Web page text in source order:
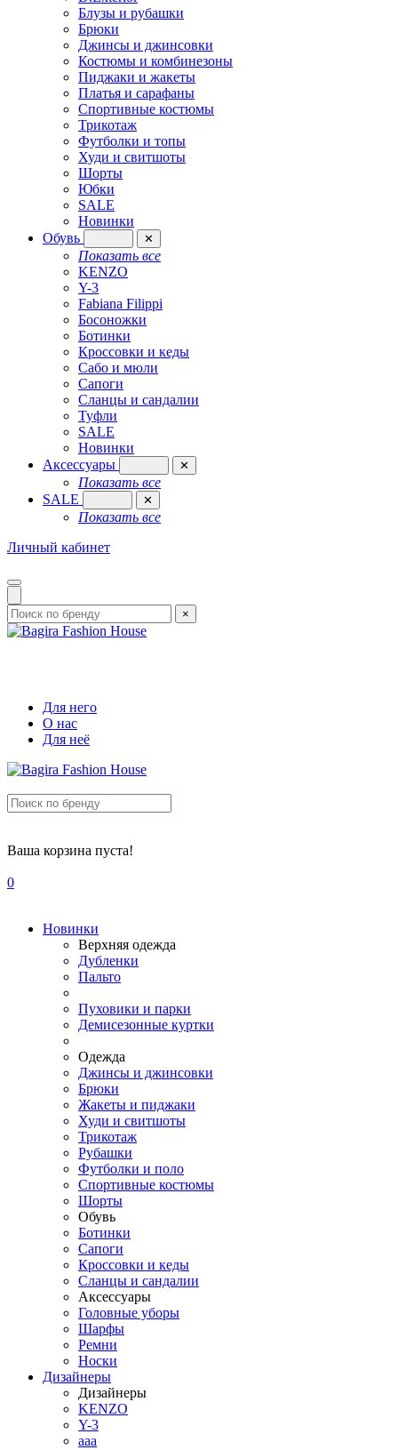
Блузы и рубашки
Брюки
Джинсы и джинсовки
Костюмы и комбинезоны
Пиджаки и жакеты
Платья и сарафаны
Спортивные костюмы
Трикотаж
Футболки и топы
Худи и свитшоты
Шорты
Юбки
SALE
Новинки
Обувь
✕
Показать все
KENZO
Y-3
Fabiana Filippi
Босоножки
Ботинки
Кроссовки и кеды
Сабо и мюли
Сапоги
Сланцы и сандалии
Туфли
SALE
Новинки
Аксессуары
✕
Показать все
SALE
✕
Показать все
Личный кабинет
×
Для него
О нас
Для неё
Ваша корзина пуста!
0
Новинки
Верхняя одежда
Дубленки
Пальто
Пуховики и парки
Демисезонные куртки
Одежда
Джинсы и джинсовки
Брюки
Жакеты и пиджаки
Худи и свитшоты
Трикотаж
Рубашки
Футболки и поло
Спортивные костюмы
Шорты
Обувь
Ботинки
Сапоги
Кроссовки и кеды
Сланцы и сандалии
Аксессуары
Головные уборы
Шарфы
Ремни
Носки
Дизайнеры
Дизайнеры
KENZO
Y-3
aaa